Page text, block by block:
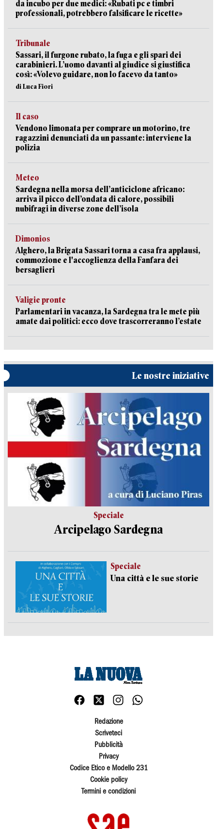
da incubo per due medici: «Rubati pc e timbri
professionali, potrebbero falsificare le ricette»
Tribunale
Sassari, il furgone rubato, la fuga e gli spari dei
carabinieri. L’uomo davanti al giudice si giustifica
così: «Volevo guidare, non lo facevo da tanto»
di Luca Fiori
Il caso
Vendono limonata per comprare un motorino, tre
ragazzini denunciati da un passante: interviene la
polizia
Meteo
Sardegna nella morsa dell’anticiclone africano:
arriva il picco dell’ondata di calore, possibili
nubifragi in diverse zone dell’isola
Dimonios
Alghero, la Brigata Sassari torna a casa fra applausi,
commozione e l'accoglienza della Fanfara dei
bersaglieri
Valigie pronte
Parlamentari in vacanza, la Sardegna tra le mete più
amate dai politici: ecco dove trascorreranno l’estate
Le nostre iniziative
Speciale
Arcipelago Sardegna
Speciale
Una città e le sue storie
Redazione
Scriveteci
Pubblicità
Privacy
Codice Etico e Modello 231
Cookie policy
Termini e condizioni